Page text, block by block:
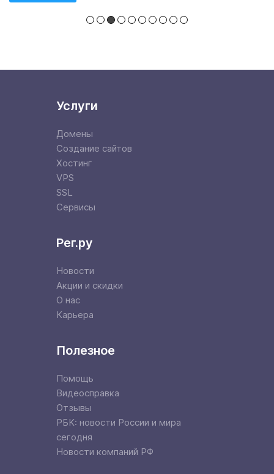
Услуги
Домены
Создание сайтов
Хостинг
VPS
SSL
Сервисы
Рег.ру
Новости
Акции и скидки
О нас
Карьера
Полезное
Помощь
Видеосправка
Отзывы
РБК: новости России и мира
сегодня
Новости компаний РФ